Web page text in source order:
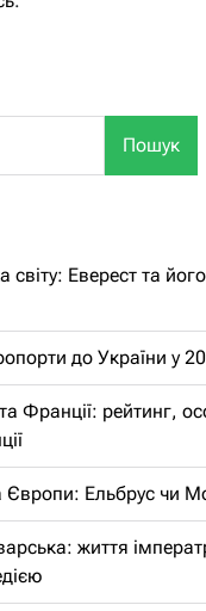
Пошук
світу: Еверест та
до України у
Франції: рейтинг,
Ельбрус чи
життя